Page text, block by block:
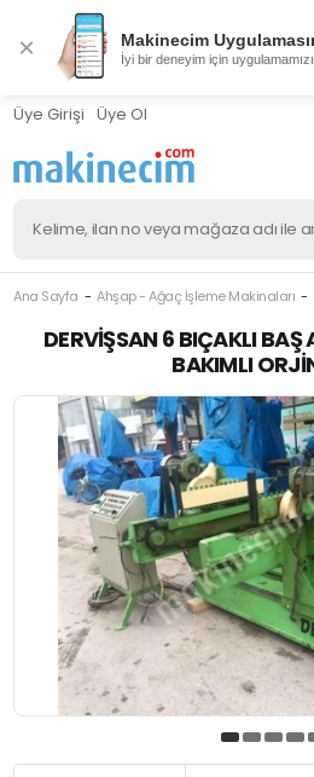
× Makinecim
İyi bir deneyim için
Üye Girişi Üye Ol
Ana Sayfa Ahşap - Ağaç İşleme Makinaları
DERVIŞSAN 6 BIÇAKLI
BAKIMLI